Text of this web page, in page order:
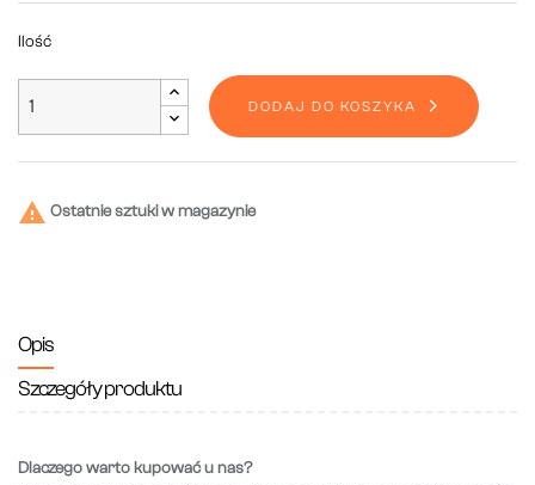
Ilość
DODAJ DO KOSZYKA
 Ostatnie sztuki w magazynie
Opis
Szczegóły produktu
Dlaczego warto kupować u nas?